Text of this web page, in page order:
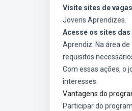
Visite sites de
Jovens Aprendizes.
Acesse os sites
Aprendiz. Na área
requisitos
Com essas ações, o
interesses.
Vantagens do
Participar do